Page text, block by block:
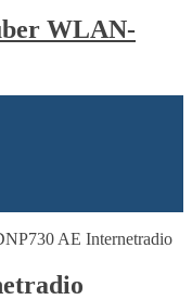
WLAN-
AE Internetradio